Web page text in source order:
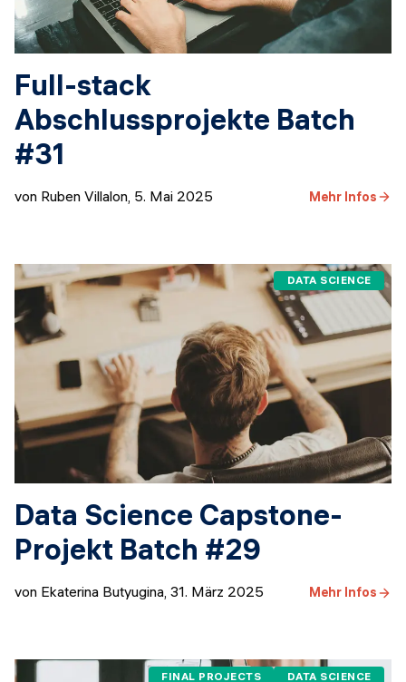
Full-stack
Abschlussprojekte Batch
#31
von Ruben Villalon 5. Mai 2025 Mehr Infos
DATA SCIENCE
Data Science Capstone-
Projekt Batch #29
von Ekaterina Butyugina, 31. März 2025 Mehr Infos
FINAL PROJECTS DATA SCIENCE